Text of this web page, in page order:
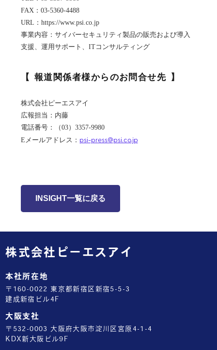
FAX：03-5360-4488
URL：https://www.psi.co.jp
事業内容：サイバーセキュリティ製品の販売および導入
支援、運用サポート、ITコンサルティング
報道関係者様からのお問合せ先
株式会社ピーエスアイ
広報担当：内藤
電話番号：（03）3357-9980
Eメールアドレス： psi-press@psi.co.jp
INSIGHT一覧に戻る
株式会社ピーエスアイ
本社所在地
〒160-0022 東京都新宿区新宿5-5-3
建成新宿ビル4F
大阪支社
〒532-0003 大阪府大阪市淀川区宮原4-1-4
KDX新大阪ビル9F